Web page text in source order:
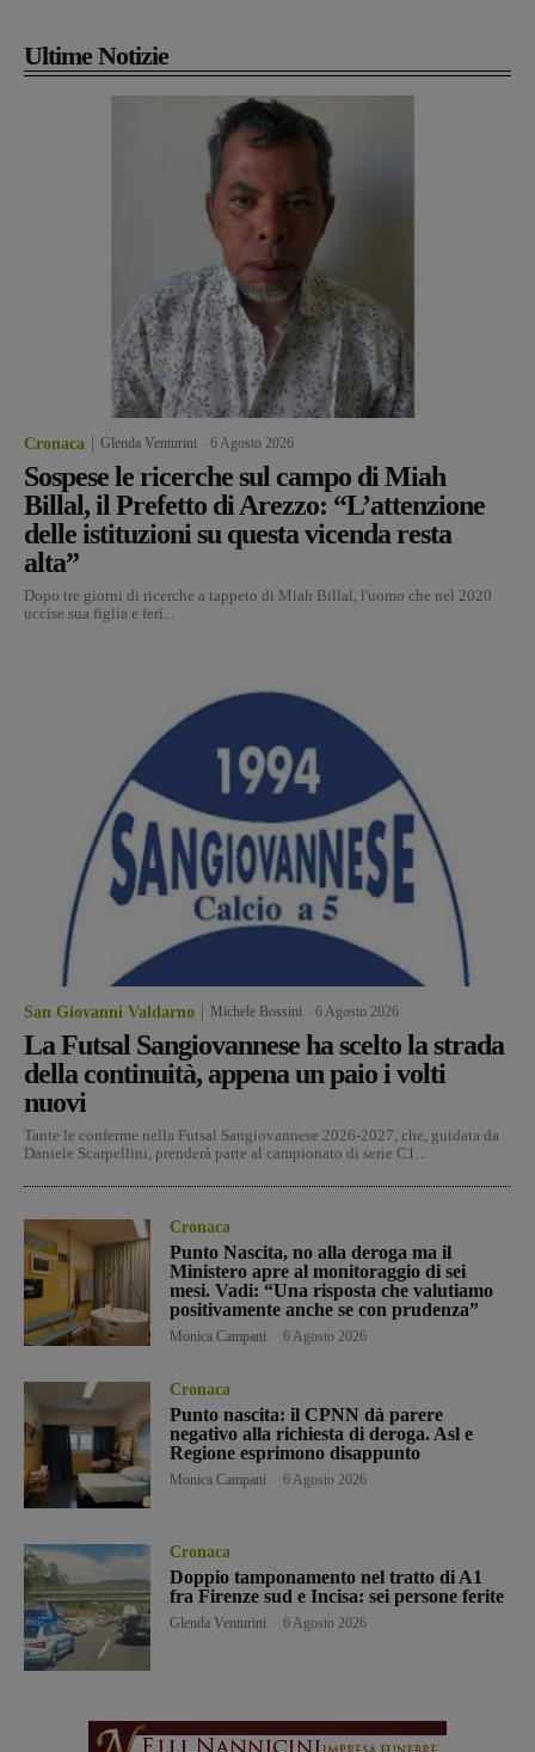
Ultime Notizie
Cronaca Glenda Venturini 6 Agosto 2026
Sospese le ricerche sul campo di Miah
Billal, il Prefetto di Arezzo: “L’attenzione
delle istituzioni su questa vicenda resta
alta”
Dopo tre giorni di ricerche a tappeto di Miah Billal, l'uomo che nel 2020
uccise sua figlia e ferì...
San Giovanni Valdarno Michele Bossini 6 Agosto 2026
La Futsal Sangiovannese ha scelto la strada
della continuità, appena un paio i volti
nuovi
Tante le conferme nella Futsal Sangiovannese 2026-2027, che, guidata da
Daniele Scarpellini, prenderà parte al campionato di serie C1...
Cronaca
Punto Nascita, no alla deroga ma il
Ministero apre al monitoraggio di sei
mesi. Vadi: “Una risposta che valutiamo
positivamente anche se con prudenza”
Monica Campani 6 Agosto 2026
Cronaca
Punto nascita: il CPNN dà parere
negativo alla richiesta di deroga. Asl e
Regione esprimono disappunto
Monica Campani 6 Agosto 2026
Cronaca
Doppio tamponamento nel tratto di A1
fra Firenze sud e Incisa: sei persone ferite
Glenda Venturini 6 Agosto 2026